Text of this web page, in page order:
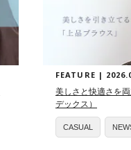
FEATURE |
美しさと快適さを
デックス）
CASUAL